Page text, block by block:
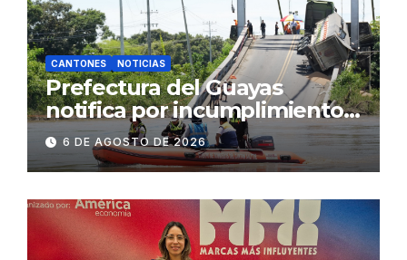
CANTONES NOTICIAS
Prefectura del Guayas
notifica por incumplimiento
contractual a la
Concesionaria CONORTE y
exige celeridad en
desmontaje del puente
Gonzalo Icaza Cornejo, en
Daule
6 DE AGOSTO DE 2026